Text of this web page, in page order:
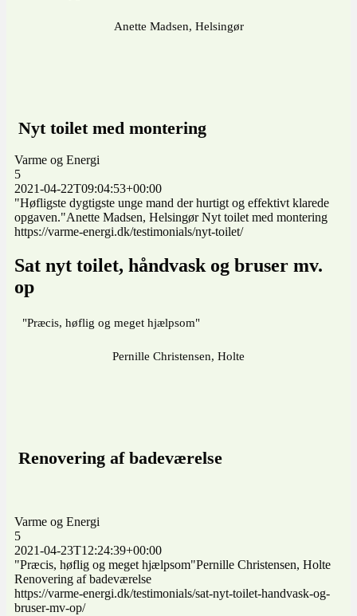
Anette Madsen, Helsingør
Nyt toilet med montering
Varme og Energi
5
2021-04-22T09:04:53+00:00
"Høfligste dygtigste unge mand der hurtigt og effektivt klarede
opgaven."Anette Madsen, Helsingør Nyt toilet med montering
https://varme-energi.dk/testimonials/nyt-toilet/
Sat nyt toilet, håndvask og bruser mv.
op
"Præcis, høflig og meget hjælpsom"
Pernille Christensen, Holte
Renovering af badeværelse
Varme og Energi
5
2021-04-23T12:24:39+00:00
"Præcis, høflig og meget hjælpsom"Pernille Christensen, Holte
Renovering af badeværelse
https://varme-energi.dk/testimonials/sat-nyt-toilet-handvask-og-
bruser-mv-op/